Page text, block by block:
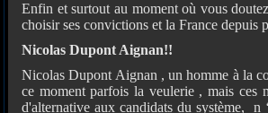
Enfin et surtout au moment où vous
choisir ses convictions et la France depuis
Nicolas Dupont Aignan!!
Nicolas Dupont Aignan , un homme à la
ce moment parfois la veulerie , mais
d'alternative aux candidats du système, n